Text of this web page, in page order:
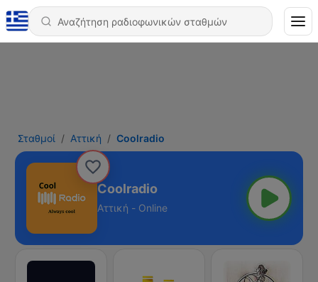
Σταθμοί Αττική Coolradio
Coolradio
Αττική - Online